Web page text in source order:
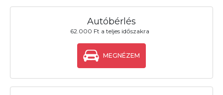
Autóbérlés
62.000 Ft a teljes időszakra
MEGNÉZEM